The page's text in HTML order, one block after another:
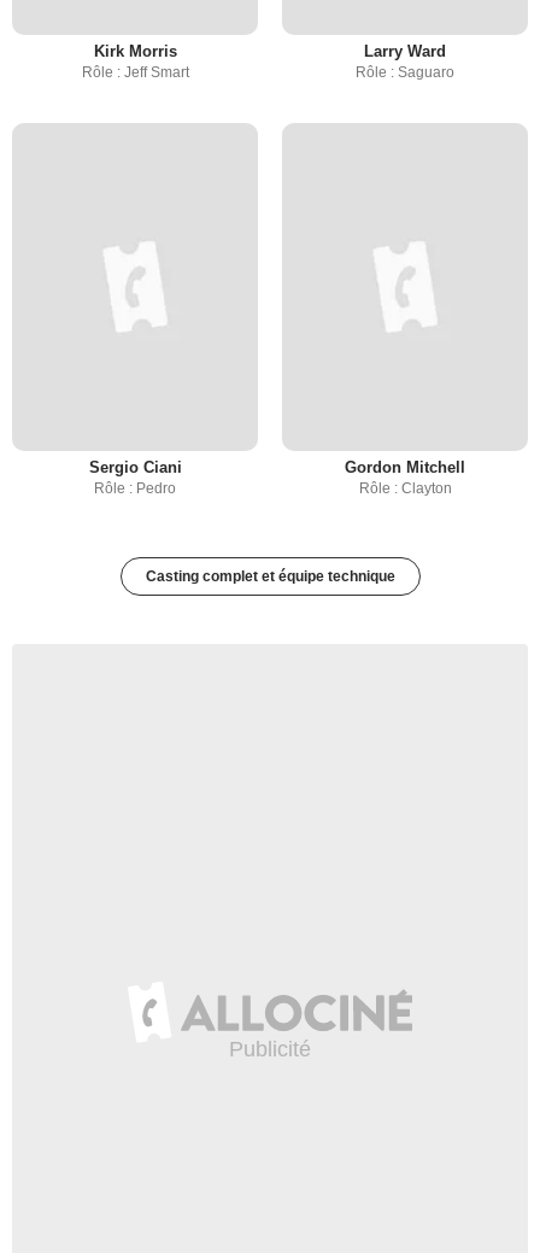
Kirk Morris
Rôle : Jeff Smart
Larry Ward
Rôle : Saguaro
Sergio Ciani
Rôle : Pedro
Gordon Mitchell
Rôle : Clayton
Casting complet et équipe technique